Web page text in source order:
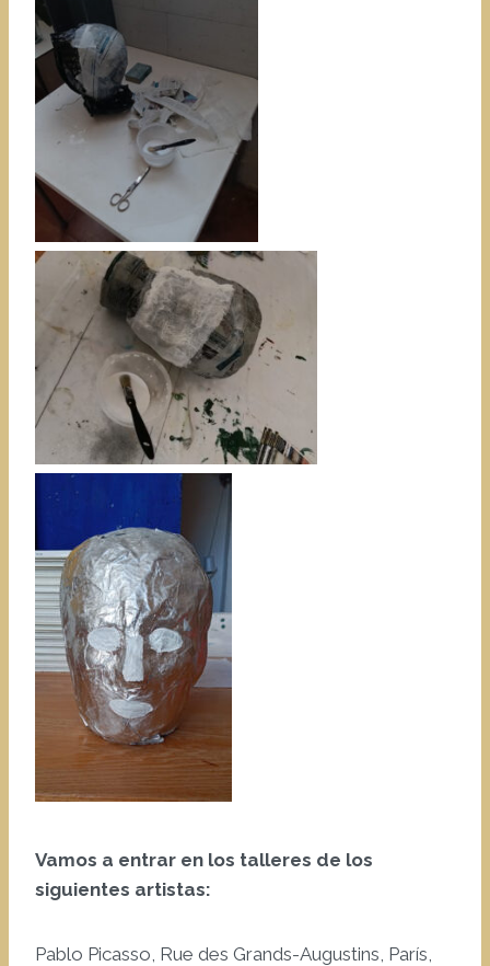
Vamos a entrar en los talleres de los
siguientes artistas:
Pablo Picasso, Rue des Grands-Augustins, París,